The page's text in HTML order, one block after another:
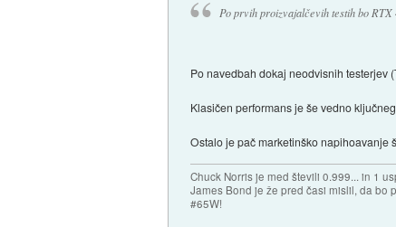
Po prvih proizvajalčevih testih bo
Po navedbah dokaj neodvisnih testerjev
Klasičen performans je še vedno
Ostalo je pač marketinško napihoavanje
Chuck Norris je med števili 0.999... in 1
James Bond je že pred časi mislil, da bo
#65W!